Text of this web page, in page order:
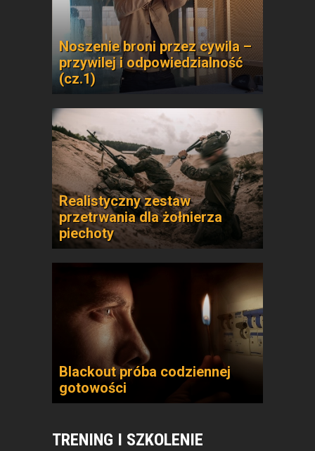
Noszenie broni przez cywila –
przywilej i odpowiedzialność
(cz.1)
Realistyczny zestaw
przetrwania dla żołnierza
piechoty
Blackout próba codziennej
gotowości
TRENING I SZKOLENIE